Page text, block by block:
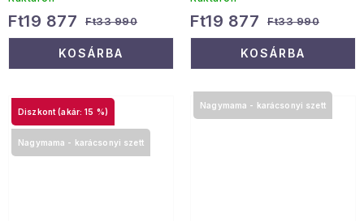
Ft19 877 Ft33 990
KOSÁRBA
Ft19 877 Ft33 990
KOSÁRBA
(akár: 15 %)
Nagymama - karácsonyi szett
Nagymama - karácsonyi szett